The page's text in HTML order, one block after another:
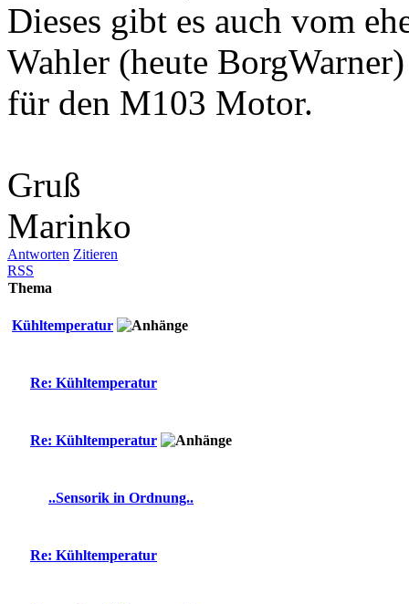
Dieses gibt es auch vom
Wahler (heute
für den M103 Motor.
Gruß
Marinko
Antworten Zitieren
RSS
Thema
Kühltemperatur
Re: Kühltemperatur
Re: Kühltemperatur
..Sensorik in Ordnung..
Re: Kühltemperatur